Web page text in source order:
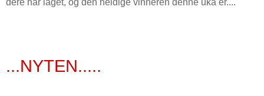
dere har laget, og den heldige vinneren denne uka er....
...NYTEN.....